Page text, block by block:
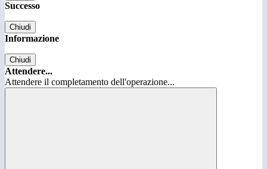
Successo
Chiudi
Informazione
Chiudi
Attendere...
Attendere il completamento dell'operazione...